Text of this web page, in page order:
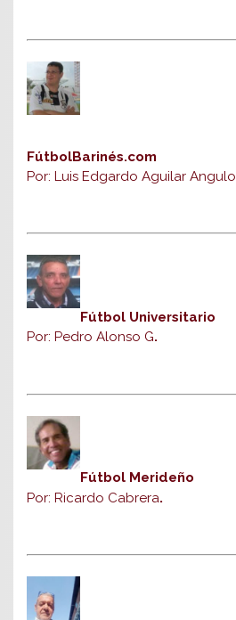
FútbolBarinés.com
Por: Luis Edgardo Aguilar Angulo
Fútbol Universitario
Por: Pedro Alonso G.
Fútbol Merideño
Por: Ricardo Cabrera.